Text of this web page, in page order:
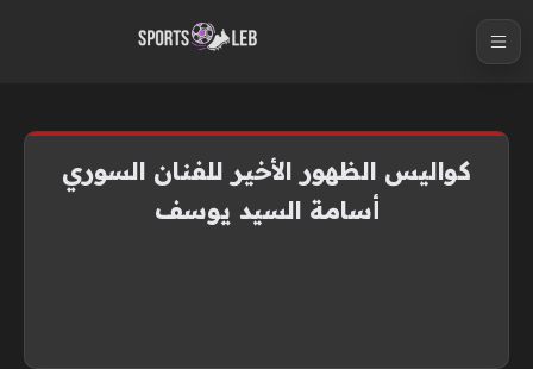
كواليس الظهور الأخير للفنان السوري
أسامة السيد يوسف